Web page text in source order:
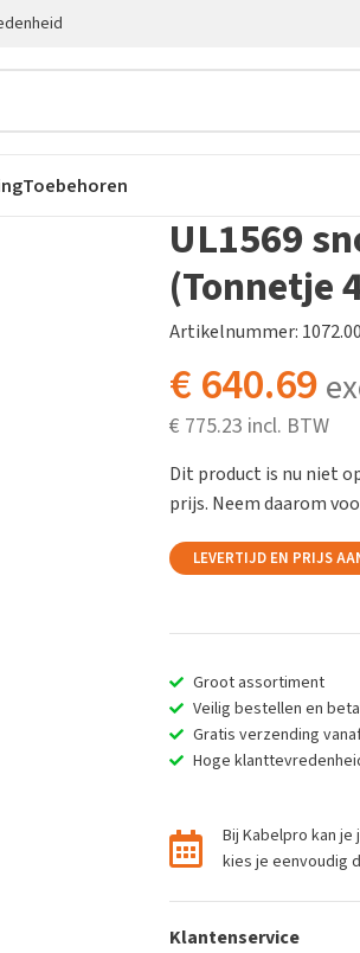
Toebehoren
UL1569
(Tonnetje
Artikelnummer:
€640.69
€ 775.23
Dit product is nu niet
prijs. Neem daarom
LEVERTIJD EN PRIJS
Groot assortiment
Veilig bestellen en
Gratis verzending
Hoge
Bij Kabelpro kan
kies je eenvoudig
Klantenservice